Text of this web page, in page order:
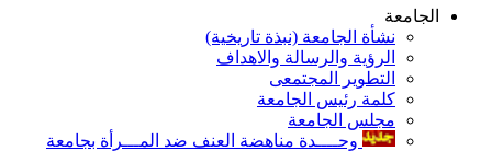
الجامعة
نشأة الجامعة (نبذة تاريخية)
الرؤية والرسالة والاهداف
التطوير المجتمعى
كلمة رئيس الجامعة
مجلس الجامعة
وحــــدة مناهضة العنف ضد المـــرأة بجامعة